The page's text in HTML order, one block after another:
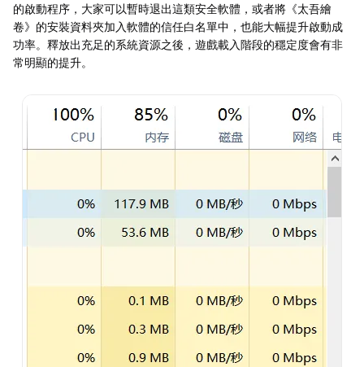
的啟動程序，大家可以暫時退出這類安全軟體，或者將《太吾繪
卷》的安裝資料夾加入軟體的信任白名單中，也能大幅提升啟動成
功率。釋放出充足的系統資源之後，遊戲載入階段的穩定度會有非
常明顯的提升。